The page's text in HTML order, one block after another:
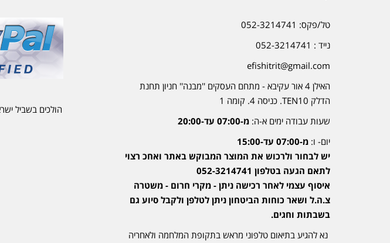
טל/פקס: 052-3214741
נייד : 052-3214741
efishitrit@gmail.com
האילן 4 אור עקיבא - מתחם העסקים ''מבנה'' חניון תחנת
הדלק TEN10. כניסה 4. קומה 1
שעות עבודה ימים א-ה: מ-07:00 עד-20:00
יום- ו: מ-07:00 עד-15:00
יש לבחור ולרכוש את המוצר המבוקש באתר ואחכ רצוי
לתאם הגעה בטלפון 052-3214741
איסוף עצמי לאחר רכישה ניתן - מקרי חרום - משטרה
צ.ה.ל ושאר כוחות הביטחון ניתן לטלפן ולקבל סיוע גם
בשבתות וחגים.
נא להגיע בתיאום טלפוני מראש בתקופת המלחמה ולאחריה
הולכים בשביל